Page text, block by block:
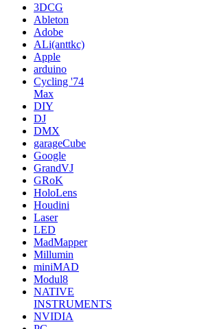
3DCG
Ableton
Adobe
ALi(anttkc)
Apple
arduino
Cycling '74
Max
DIY
DJ
DMX
garageCube
Google
GrandVJ
GRoK
HoloLens
Houdini
Laser
LED
MadMapper
Millumin
miniMAD
Modul8
NATIVE
INSTRUMENTS
NVIDIA